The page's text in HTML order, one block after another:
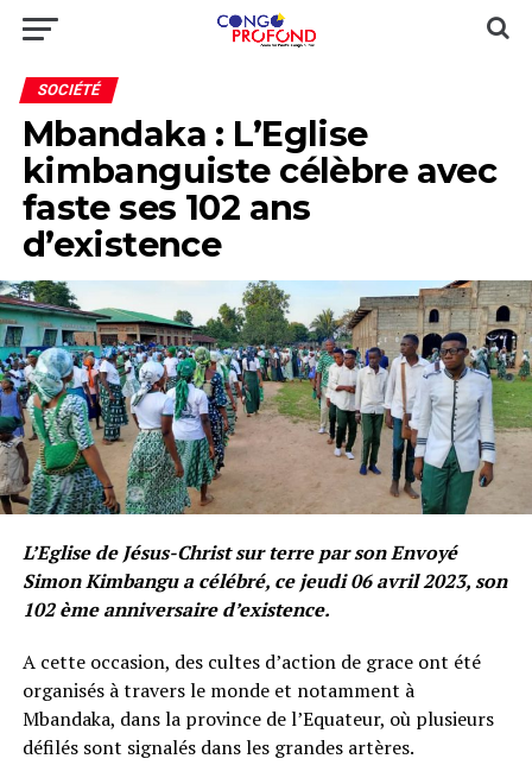
SOCIÉTÉ
Mbandaka : L’Eglise
kimbanguiste célèbre avec
faste ses 102 ans
d’existence
L’Eglise de Jésus-Christ sur terre par son Envoyé
Simon Kimbangu a célébré, ce jeudi 06 avril 2023, son
102 ème anniversaire d’existence.
A cette occasion, des cultes d’action de grace ont été
organisés à travers le monde et notamment à
Mbandaka, dans la province de l’Equateur, où plusieurs
défilés sont signalés dans les grandes artères.